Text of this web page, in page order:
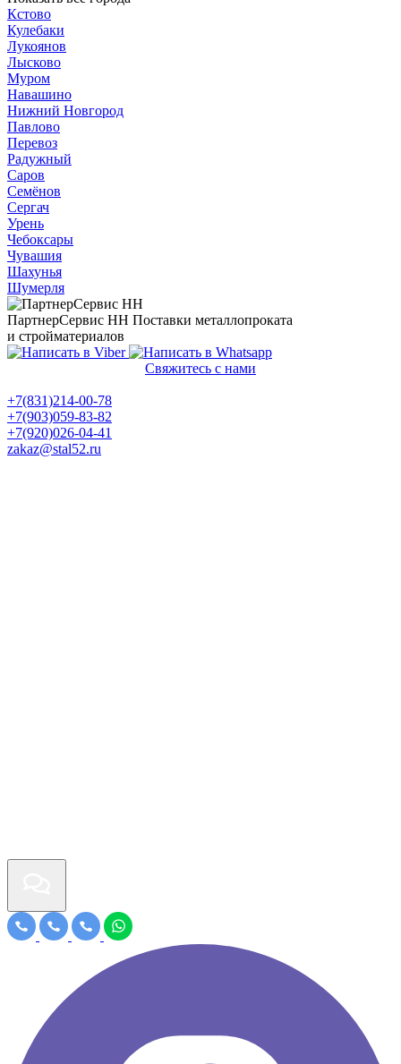
Кстово
Кулебаки
Лукоянов
Лысково
Муром
Навашино
Нижний Новгород
Павлово
Перевоз
Радужный
Саров
Семёнов
Сергач
Урень
Чебоксары
Чувашия
Шахунья
Шумерля
ПартнерСервис НН Поставки металлопроката
и стройматериалов
Свяжитесь с нами
+7(831)214-00-78
+7(903)059-83-82
+7(920)026-04-41
zakaz@stal52.ru